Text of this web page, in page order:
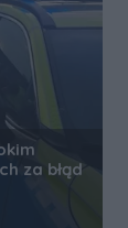
za błąd